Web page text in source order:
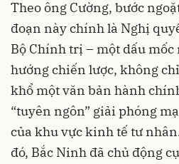
Theo ông Cường, bước
đoạn này chính là Nghị
Bộ Chính trị – một dấu
hướng chiến lược, không
khổ một văn bản hành
“tuyên ngôn” giải phóng
của khu vực kinh tế tư
đó, Bắc Ninh đã chủ động